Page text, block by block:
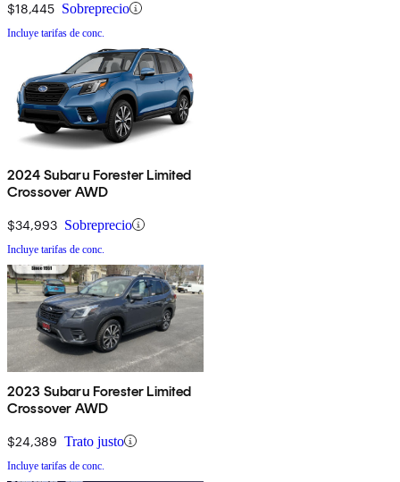
$18,445 Sobreprecio
Incluye tarifas de conc.
2024 Subaru Forester Limited
Crossover AWD
$34,993 Sobreprecio
Incluye tarifas de conc.
2023 Subaru Forester Limited
Crossover AWD
$24,389 Trato justo
Incluye tarifas de conc.